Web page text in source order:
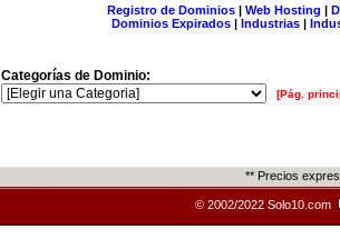
Registro de Dominios| Web Hosting |
Dominios Expirados | Industrias |
Categorías de Dominio:
[Pág.
** Precios
© 2002/2022 Solo10.com